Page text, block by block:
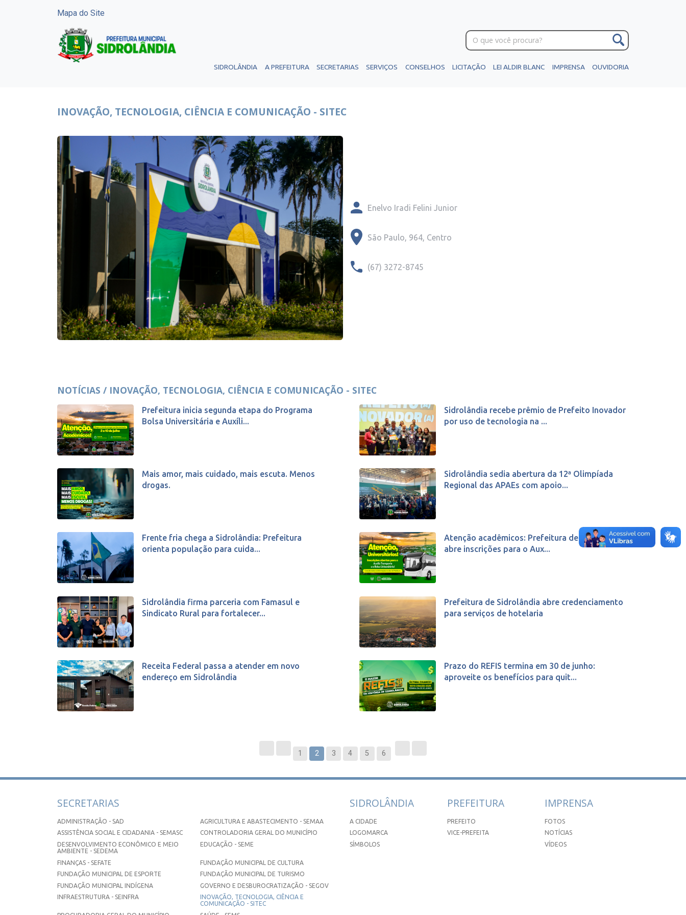
Mapa do Site
SIDROLÂNDIA A PREFEITURA SECRETARIAS SERVIÇOS CONSELHOS LICITAÇÃO LEI ALDIR BLANC IMPRENSA OUVIDORIA
INOVAÇÃO, TECNOLOGIA, CIÊNCIA E COMUNICAÇÃO - SITEC
Enelvo Iradi Felini Junior
São Paulo, 964, Centro
(67) 3272-8745
NOTÍCIAS / INOVAÇÃO, TECNOLOGIA, CIÊNCIA E COMUNICAÇÃO - SITEC
Prefeitura inicia segunda etapa do Programa
Bolsa Universitária e Auxíli...
Sidrolândia recebe prêmio de Prefeito Inovador
por uso de tecnologia na ...
Mais amor, mais cuidado, mais escuta. Menos
drogas.
Sidrolândia sedia abertura da 12ª Olimpíada
Regional das APAEs com apoio...
Frente fria chega a Sidrolândia: Prefeitura
orienta população para cuida...
Atenção acadêmicos: Prefeitura de Sidrolândia
abre inscrições para o Aux...
Sidrolândia firma parceria com Famasul e
Sindicato Rural para fortalecer...
Prefeitura de Sidrolândia abre credenciamento
para serviços de hotelaria
Receita Federal passa a atender em novo
endereço em Sidrolândia
Prazo do REFIS termina em 30 de junho:
aproveite os benefícios para quit...
1 2 3 4 5 6
SECRETARIAS
ADMINISTRAÇÃO - SAD
AGRICULTURA E ABASTECIMENTO - SEMAA
ASSISTÊNCIA SOCIAL E CIDADANIA - SEMASC
CONTROLADORIA GERAL DO MUNICÍPIO
DESENVOLVIMENTO ECONÔMICO E MEIO
AMBIENTE - SEDEMA
EDUCAÇÃO - SEME
FINANÇAS - SEFATE
FUNDAÇÃO MUNICIPAL DE CULTURA
FUNDAÇÃO MUNICIPAL DE ESPORTE
FUNDAÇÃO MUNICIPAL DE TURISMO
FUNDAÇÃO MUNICIPAL INDÍGENA
GOVERNO E DESBUROCRATIZAÇÃO - SEGOV
INFRAESTRUTURA - SEINFRA
INOVAÇÃO, TECNOLOGIA, CIÊNCIA E
COMUNICAÇÃO - SITEC
SIDROLÂNDIA
A CIDADE
LOGOMARCA
SÍMBOLOS
PREFEITURA
PREFEITO
VICE-PREFEITA
IMPRENSA
FOTOS
NOTÍCIAS
VÍDEOS